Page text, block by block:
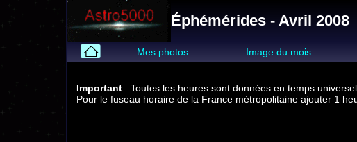
Éphémérides - Avril 2008
Mes photos Image du mois
Important : Toutes les heures sont données en temps
Pour le fuseau horaire de la France métropolitaine ajouter 1